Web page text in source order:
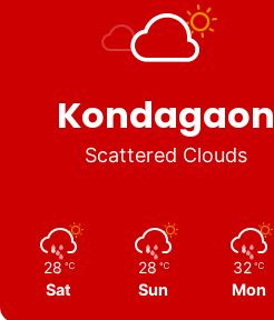
Kondagaon
Scattered Clouds
28 ℃
Sat
28 ℃
Sun
32 ℃
Mon